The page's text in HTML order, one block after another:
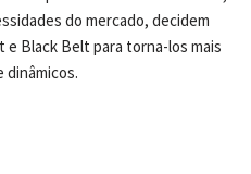
do mercado, decidem
Black Belt para torna-los mais
dinâmicos.